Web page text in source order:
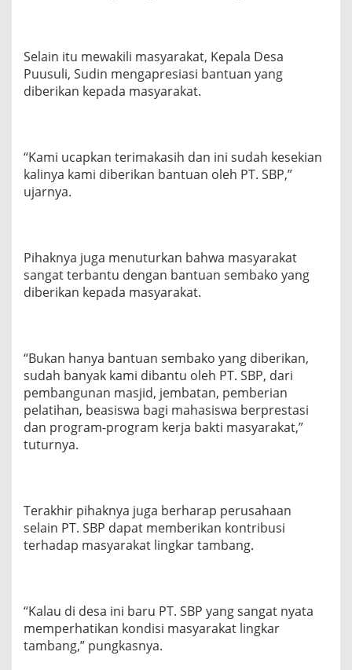
Selain itu mewakili masyarakat, Kepala Desa
Puusuli, Sudin mengapresiasi bantuan yang
diberikan kepada masyarakat.
“Kami ucapkan terimakasih dan ini sudah kesekian
kalinya kami diberikan bantuan oleh PT. SBP,”
ujarnya.
Pihaknya juga menuturkan bahwa masyarakat
sangat terbantu dengan bantuan sembako yang
diberikan kepada masyarakat.
“Bukan hanya bantuan sembako yang diberikan,
sudah banyak kami dibantu oleh PT. SBP, dari
pembangunan masjid, jembatan, pemberian
pelatihan, beasiswa bagi mahasiswa berprestasi
dan program-program kerja bakti masyarakat,”
tuturnya.
Terakhir pihaknya juga berharap perusahaan
selain PT. SBP dapat memberikan kontribusi
terhadap masyarakat lingkar tambang.
“Kalau di desa ini baru PT. SBP yang sangat nyata
memperhatikan kondisi masyarakat lingkar
tambang,” pungkasnya.